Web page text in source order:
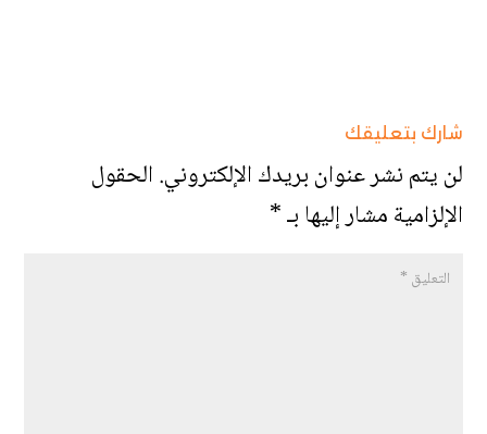
شارك بتعليقك
لن يتم نشر عنوان بريدك الإلكتروني.الحقول
الإلزامية مشار إليها بـ*